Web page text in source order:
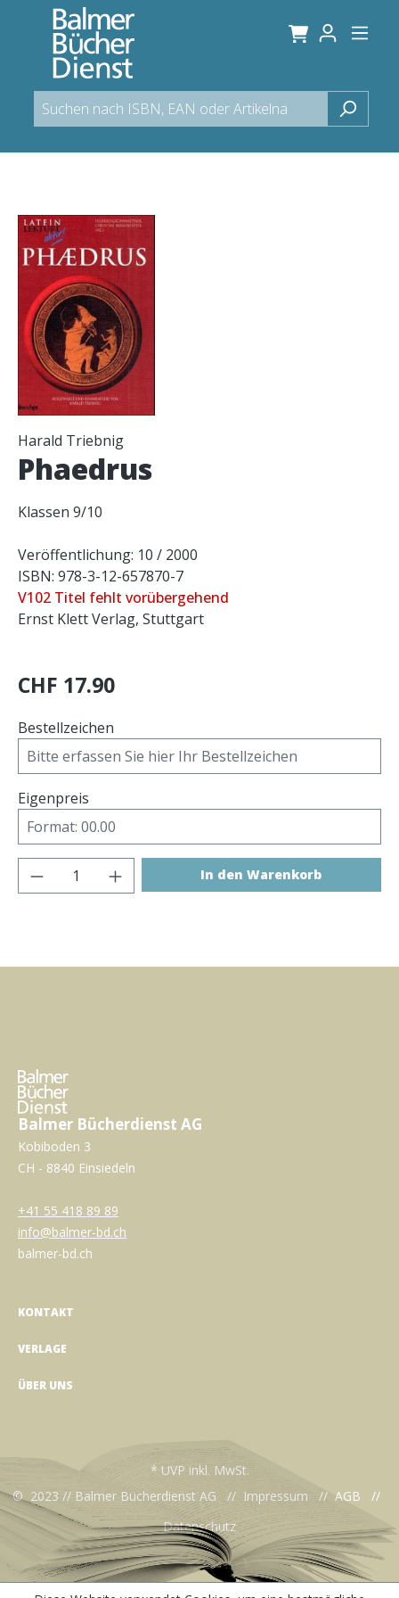
springen
Bildergalerie überspringen
Harald Triebnig
Phaedrus
Klassen 9/10
Veröffentlichung: 10 / 2000
ISBN: 978-3-12-657870-7
V102 Titel fehlt vorübergehend
Ernst Klett Verlag, Stuttgart
CHF 17.90
Bestellzeichen
Eigenpreis
Produkt Anzahl: Gib den gewünschten
In den Warenkorb
Balmer Bücherdienst AG
Kobiboden 3
CH - 8840 Einsiedeln
+41 55 418 89 89
info@balmer-bd.ch
balmer-bd.ch
KONTAKT
VERLAGE
ÜBER UNS
* UVP inkl. MwSt.
© 2023 // Balmer Bücherdienst AG // Impressum // AGB //
Datenschutz